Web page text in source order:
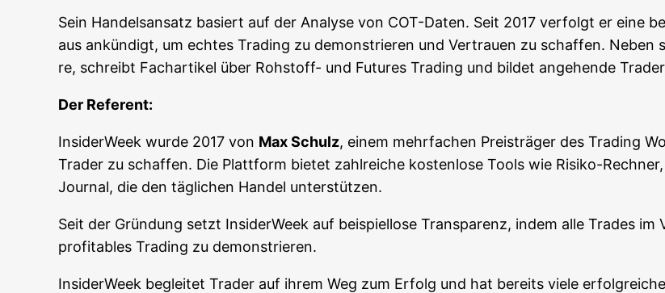
Sein Han­dels­an­satz basiert auf der Ana­ly­se von COT-Daten. Seit 2017 ver­folgt er eine
aus ankün­digt, um ech­tes Tra­ding zu demons­trie­ren und Ver­trau­en zu schaf­fen.
re, schreibt Fach­ar­ti­kel über Roh­stoff- und Futures Tra­ding und bil­det ange­hen­de
Der Refe­rent:
Insi­der­Week wur­de 2017 von Max Schulz, einem mehr­fa­chen Preis­trä­ger des Tra­ding
Trader zu schaf­fen. Die Platt­form bie­tet zahl­rei­che kos­ten­lo­se Tools wie Risi­ko-
Jour­nal, die den täg­li­chen Han­del unterstützen.
Seit der Grün­dung setzt Insi­der­Week auf bei­spiel­lo­se Trans­pa­renz, indem alle Trades
pro­fi­ta­bles Tra­ding zu demonstrieren.
Insi­der­Week beglei­tet Trader auf ihrem Weg zum Erfolg und hat bereits vie­le